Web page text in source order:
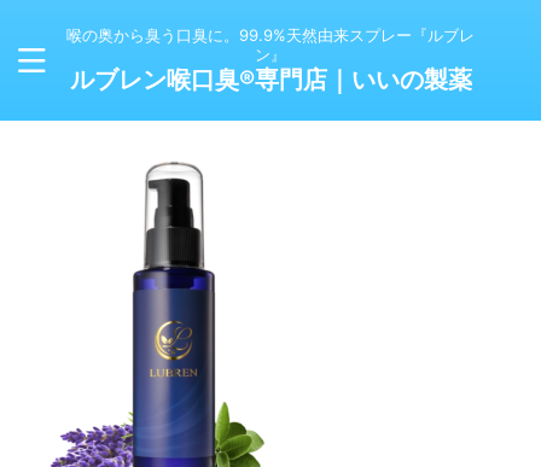
喉の奥から臭う口臭に。99.9%天然由来スプレー『ルブレ
ン』
ルブレン喉口臭®専門店｜いいの製薬